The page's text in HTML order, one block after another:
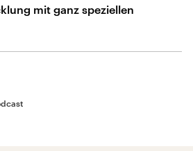
mit ganz speziellen